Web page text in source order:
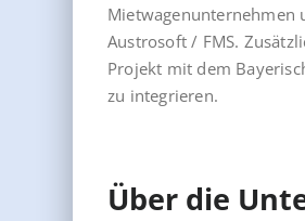
Mietwagenunternehmen
Austrosoft / FMS.
Projekt mit dem
zu integrieren.
Über die